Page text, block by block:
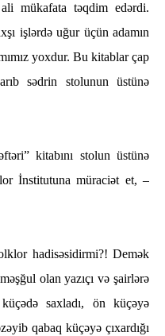
mükafata təqdim edərdi.
işlərdə uğur üçün adamın
yoxdur. Bu kitablar çap
sədrin stolunun üstünə
kitabını stolun üstünə
İnstitutuna müraciət et, –
hadisəsidirmi?! Demək
olan yazıçı və şairlərə
saxladı, ön küçəyə
qabaq küçəyə çıxardığı